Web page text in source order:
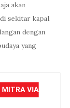
akan
sekitar kapal.
dengan
yang
MITRA VIA